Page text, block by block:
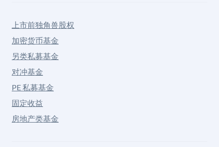
上市前独角兽股权
加密货币基金
另类私募基金
对冲基金
PE 私募基金
固定收益
房地产类基金